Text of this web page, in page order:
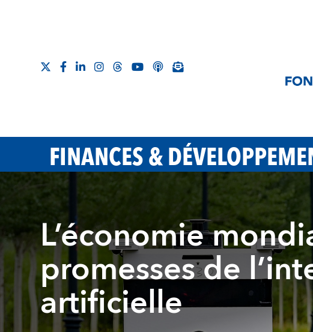
FINANCES &
L’économie
promesses de
artificielle